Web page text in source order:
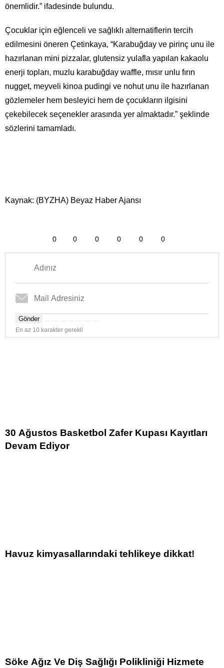
önemlidir.” ifadesinde bulundu.
Çocuklar için eğlenceli ve sağlıklı alternatiflerin tercih
edilmesini öneren Çetinkaya, “Karabuğday ve pirinç unu ile
hazırlanan mini pizzalar, glutensiz yulafla yapılan kakaolu
enerji topları, muzlu karabuğday waffle, mısır unlu fırın
nugget, meyveli kinoa pudingi ve nohut unu ile hazırlanan
gözlemeler hem besleyici hem de çocukların ilgisini
çekebilecek seçenekler arasında yer almaktadır.” şeklinde
sözlerini tamamladı.
Kaynak: (BYZHA) Beyaz Haber Ajansı
0 0 0 0 0 0
Gönder
En az 10 karakter gerekli
30 Ağustos Basketbol Zafer Kupası Kayıtları
Devam Ediyor
Havuz kimyasallarındaki tehlikeye dikkat!
Söke Ağız Ve Diş Sağlığı Polikliniği Hizmete